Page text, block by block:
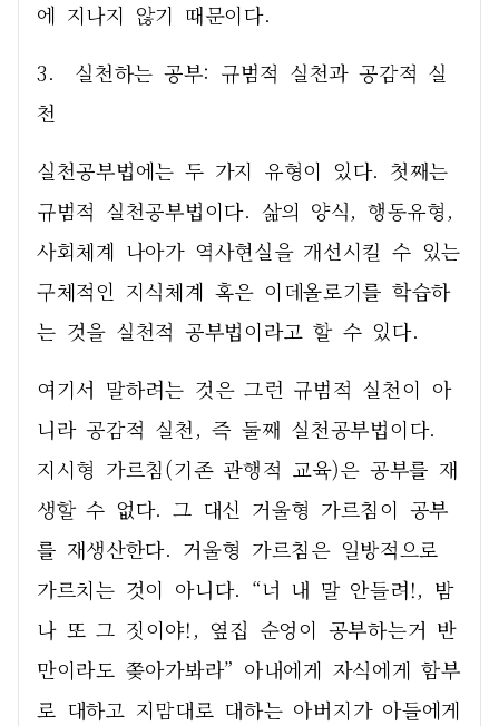
에 지나지 않기 때문이다.
3.  실천하는 공부: 규범적 실천과 공감적 실
천
실천공부법에는 두 가지 유형이 있다. 첫째는
규범적 실천공부법이다. 삶의 양식, 행동유형,
사회체계 나아가 역사현실을 개선시킬 수 있는
구체적인 지식체계 혹은 이데올로기를 학습하
는 것을 실천적 공부법이라고 할 수 있다.
여기서 말하려는 것은 그런 규범적 실천이 아
니라 공감적 실천, 즉 둘째 실천공부법이다.
지시형 가르침(기존 관행적 교육)은 공부를 재
생할 수 없다. 그 대신 거울형 가르침이 공부
를 재생산한다. 거울형 가르침은 일방적으로
가르치는 것이 아니다. “너 내 말 안들려!, 밤
나 또 그 짓이야!, 옆집 순엉이 공부하는거 반
만이라도 쫒아가봐라” 아내에게 자식에게 함부
로 대하고 지맘대로 대하는 아버지가 아들에게